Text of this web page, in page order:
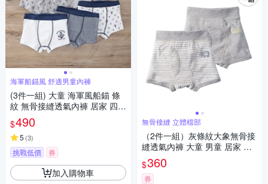
海軍船錨風 舒適男童內褲
(3件一組) 大童 海軍風船錨 條
紋 無骨接縫透氣內褲 居家 四角
褲 平角內褲 童裝 兒童 男童 現
貨
$490
5 (3)
挑戰低價 券
加入購物車
無骨接縫 立體檔部
（2件一組）灰條紋大象無骨接
縫透氣內褲 大童 男童 居家 四
角褲 平角內褲 童裝 兒童 中童
小童
$360
券